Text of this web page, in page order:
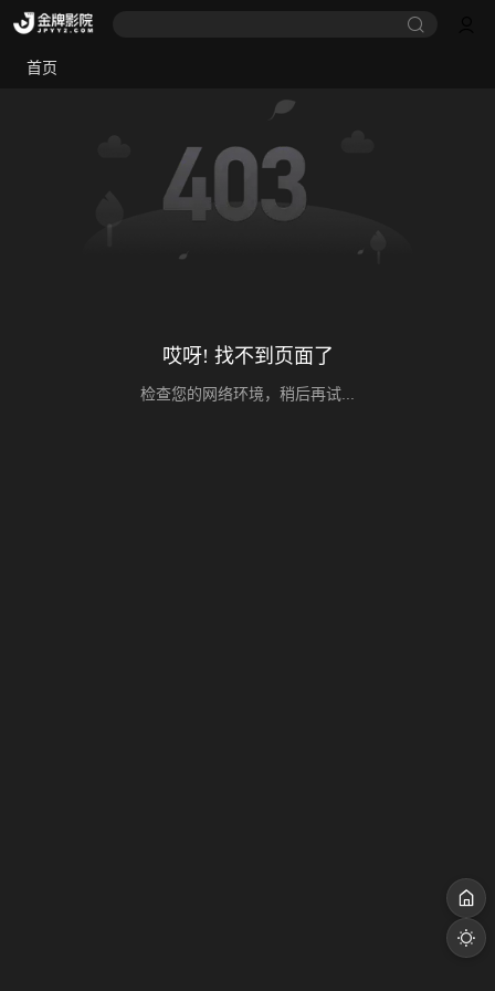
首页
哎呀! 找不到页面了
检查您的网络环境，稍后再试...